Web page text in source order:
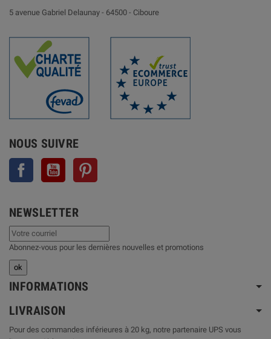
5 avenue Gabriel Delaunay - 64500 - Ciboure
NOUS SUIVRE
Facebook YouTube
NEWSLETTER
Abonnez-vous pour les dernières nouvelles et promotions
INFORMATIONS
LIVRAISON
Pour des commandes inférieures à 20 kg, notre partenaire UPS vous